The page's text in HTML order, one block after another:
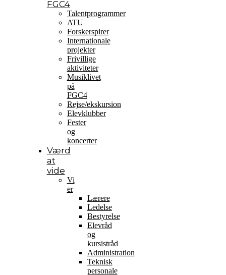
FGC4
Talentprogrammer
ATU
Forskerspirer
Internationale
projekter
Frivillige
aktiviteter
Musiklivet
på
FGC4
Rejse/ekskursion
Elevklubber
Fester
og
koncerter
Værd
at
vide
Vi
er
Lærere
Ledelse
Bestyrelse
Elevråd
og
kursistråd
Administration
Teknisk
personale